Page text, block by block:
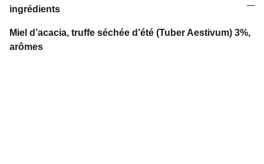
ingrédients
Miel d’acacia, truffe séchée d’été (Tuber Aestivum) 3%,
arômes